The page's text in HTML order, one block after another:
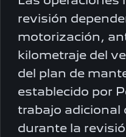
revisión
motorización,
kilometraje del
del plan de
establecido por
trabajo adicional
durante la